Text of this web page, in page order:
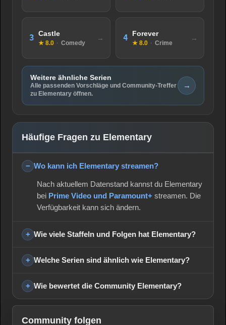
3 Castle
★ 8.0 · Comedy
4 Forever
★ 8.0 · Crime
Weitere ähnliche Serien
Alle passenden Vorschläge und Community-Treffer
zu Elementary öffnen.
→
Häufige Fragen zu Elementary
Wo kann ich Elementary streamen?
Nach aktuellem Datenstand kannst du Elementary
bei Prime Video und Paramount+ streamen. Die
Verfügbarkeit kann sich ändern.
Wie viele Staffeln und Folgen hat Elementary?
Welche Serien sind ähnlich wie Elementary?
Wie bewertet die Community Elementary?
Community folgen